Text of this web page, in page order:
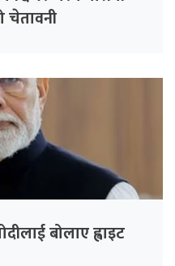
बोलाए ह्वाइट